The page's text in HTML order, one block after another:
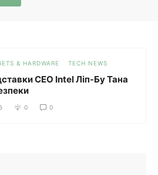
& HARDWARE TECH NEWS
CEO Intel Ліп-Бу Тана
0 0